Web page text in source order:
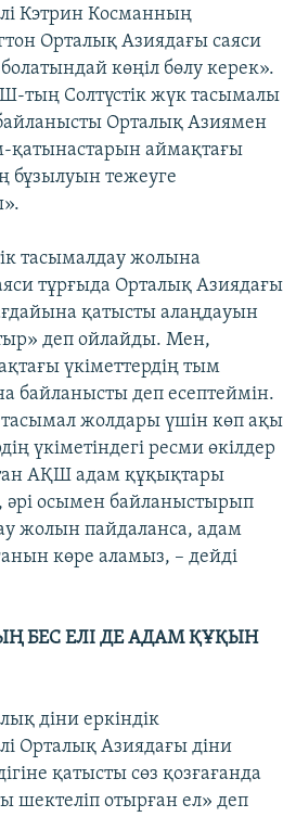
Кэтрин Косманның
Орталық Азиядағы саяси
​көңіл бөлу керек».
Солтүстік жүк тасымалы
Орталық Азиямен
қатынастарын аймақтағы
бұзылуын тежеуге
тасымалдау жолына
тұрғыда Орталық Азиядағы
қатысты алаңдауын
деп ойлайды. Мен,
үкіметтердің тым
байланысты деп есептеймін.
тасымал жолдары үшін көп ақы
үкіметіндегі ресми өкілдер
АҚШ адам құқықтары
әрі осымен байланыстырып
жолын пайдаланса, адам
көре аламыз, – дейді
БЕС ЕЛІ ДЕ АДАМ ҚҰҚЫН
діни еркіндік
Орталық Азиядағы діни
қатысты сөз қозғағанда
шектеліп отырған ел» деп